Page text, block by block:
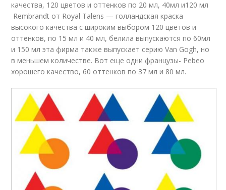
качества, 120 цветов и оттенков по 20 мл, 40мл и120 мл
Rembrandt от Royal Talens — голландская краска
высокого качества с широким выбором 120 цветов и
оттенков, по 15 мл и 40 мл, белила выпускаются по 60мл
и 150 мл эта фирма также выпускает серию Van Gogh, но
в меньшем количестве. Вот еще одни французы- Pebeo
хорошего качество, 60 оттенков по 37 мл и 80 мл.